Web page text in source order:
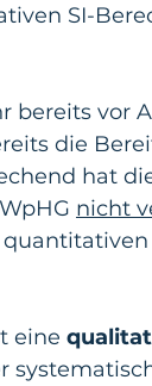
SI-
bereits vor
die
hat
nicht
eine